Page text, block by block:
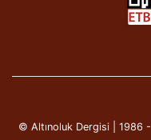
© Altınoluk Dergisi | 1986